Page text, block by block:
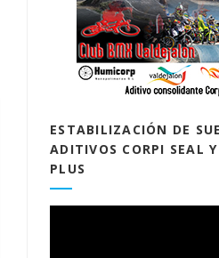
ESTABILIZACIÓN DE
ADITIVOS CORPI SEAL
PLUS